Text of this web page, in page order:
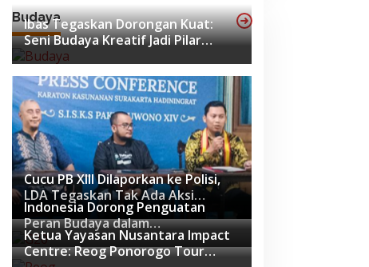
Budaya
Ibas Tegaskan Dorongan Kuat:
Seni Budaya Kreatif Jadi Pilar
Utama Identitas dan Ekonomi
Nasional
Cucu PB XIII Dilaporkan ke Polisi,
LDA Tegaskan Tak Ada Aksi
Pemukulan
Indonesia Dorong Penguatan
Peran Budaya dalam
Pembangunan Global di Forum G20
Afrika Selatan
Ketua Yayasan Nusantara Impact
Centre: Reog Ponorogo Tour